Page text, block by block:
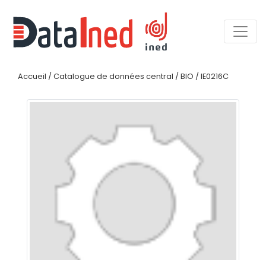
Accueil / Catalogue de données central / BIO / IE0216C